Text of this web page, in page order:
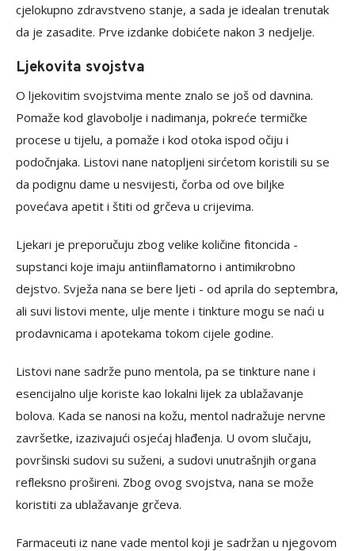
cjelokupno zdravstveno stanje, a sada je idealan trenutak
da je zasadite. Prve izdanke dobićete nakon 3 nedjelje.
Ljekovita svojstva
O ljekovitim svojstvima mente znalo se još od davnina.
Pomaže kod glavobolje i nadimanja, pokreće termičke
procese u tijelu, a pomaže i kod otoka ispod očiju i
podočnjaka. Listovi nane natopljeni sirćetom koristili su se
da podignu dame u nesvijesti, čorba od ove biljke
povećava apetit i štiti od grčeva u crijevima.
Ljekari je preporučuju zbog velike količine fitoncida -
supstanci koje imaju antiinflamatorno i antimikrobno
dejstvo. Svježa nana se bere ljeti - od aprila do septembra,
ali suvi listovi mente, ulje mente i tinkture mogu se naći u
prodavnicama i apotekama tokom cijele godine.
Listovi nane sadrže puno mentola, pa se tinkture nane i
esencijalno ulje koriste kao lokalni lijek za ublažavanje
bolova. Kada se nanosi na kožu, mentol nadražuje nervne
završetke, izazivajući osjećaj hlađenja. U ovom slučaju,
površinski sudovi su suženi, a sudovi unutrašnjih organa
refleksno prošireni. Zbog ovog svojstva, nana se može
koristiti za ublažavanje grčeva.
Farmaceuti iz nane vade mentol koji je sadržan u njegovom